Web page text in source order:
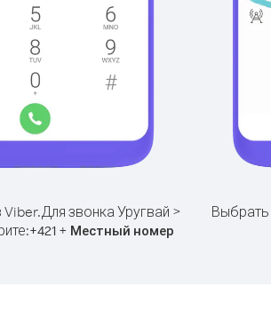
Viber.Для звонка Уругвай >
+421 + Местный номер
Выбрать